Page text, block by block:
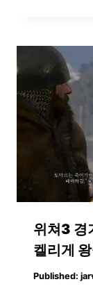
위쳐3 경
켈리게
Published: